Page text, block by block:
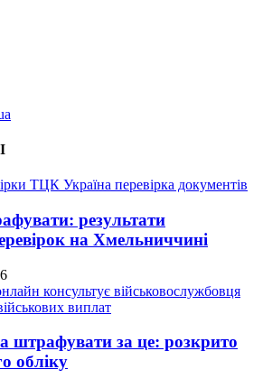
результати
на Хмельниччині
штрафувати за це: розкрито
обліку